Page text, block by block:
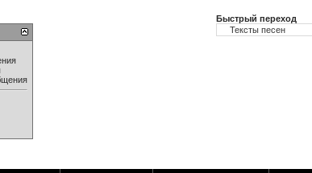
Быстрый переход